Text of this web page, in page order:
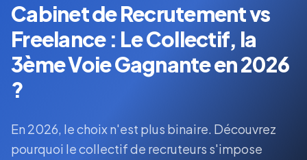
Cabinet de Recrutement vs
Freelance : Le Collectif, la
3ème Voie Gagnante en 2026
?
En 2026, le choix n'est plus binaire. Découvrez
pourquoi le collectif de recruteurs s'impose